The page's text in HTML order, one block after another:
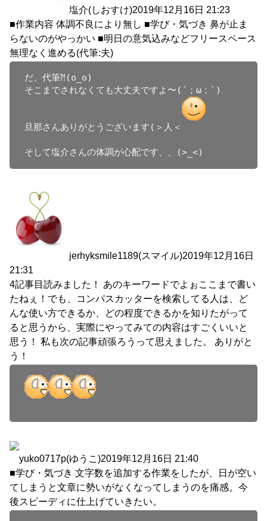
塩介(しおすけ)2019年12月16日 21:23
■作業内容 体調不良により無し ■学び・気づき 鼻が止ま
らないのがやっかい ■明日の意気込みなどフリースペース
無理なく進める(代筆:夫)
だ、代筆⁈(o_o)
そこまでされなくても大丈夫ですよ〜(´；ω；`)
旦那さんありがとうございます(＞人＜
そして塩介さんの体調が心配です、、(>_<)
jerhyksmile1189(スマイル)2019年12月16日
21:31
4記事目読みました！ あのキーワードでよぉここまで書い
たねぇ！でも、コンパスカッターを検索してる人は、ど
んな使い方できるか、どの程度できるかを知りたがって
ると思うから、実際にやってみての内容はすごくいいと
思う！ 私も次の記事頑張ろうって思えました。 ありがと
う！
yuko0717p(ゆうこ)2019年12月16日 21:40
■学び・気づき 文字数を追加する作業をしたが、日が空い
てしまうと文章に勢いがなくなってしまうのを痛感。今
後スピーディに仕上げていきたい。